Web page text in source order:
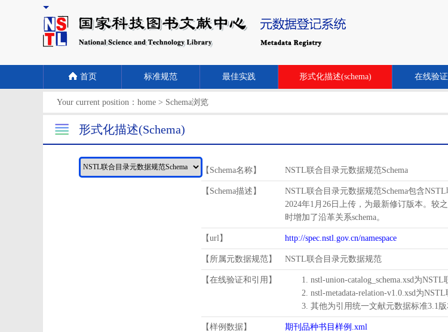
首页 标准规范 最佳实践 形式化描述(schema) 在线验证
Your current position： home > Schema浏览
形式化描述(Schema)
【Schema名称】 NSTL联合目录元数据规范Schema
【Schema描述】
NSTL联合目录元数据规范Schema包含
2024年1月26日上传，为最新修订版本。较
时增加了沿革关系schema。
【url】 http://spec.nstl.gov.cn/namespace
【所属元数据规范】 NSTL联合目录元数据规范
【在线验证和引用】
1. nstl-union-catalog_schema.xsd为
2. nstl-metadata-relation-v1.0.xsd为
3. 其他为引用统一文献元数据标准3.1版
【样例数据】
期刊品种书目样例.xml